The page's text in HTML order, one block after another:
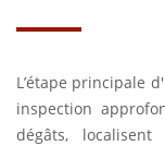
L’étape principale
inspection
dégâts,